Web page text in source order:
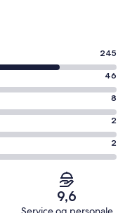
245
46
8
2
2
9,6